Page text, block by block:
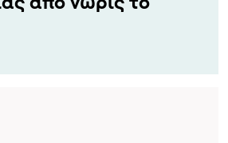
Αστυνομία
αναλυτικά τα
θα εφαρμοστούν, με